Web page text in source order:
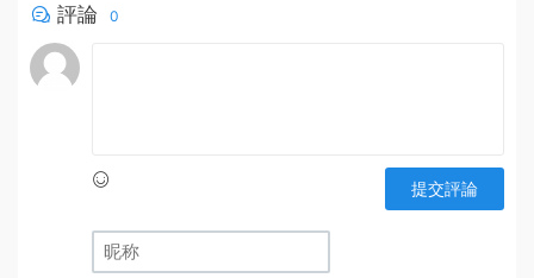
評論 0
提交評論